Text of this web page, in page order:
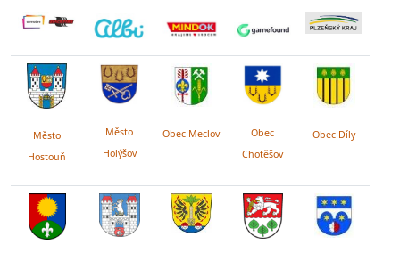
Město
Hostouň
Město
Holýšov
Obec Meclov
Obec
Chotěšov
Obec Díly